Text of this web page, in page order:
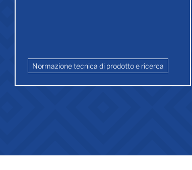
Normazione tecnica di prodotto e ricerca